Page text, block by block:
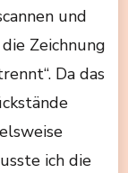
und
Zeichnung
Da das
ich die